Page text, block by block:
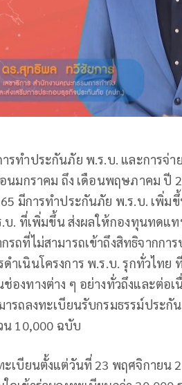
รทำประกันภัย พ.ร.บ. และการจ่
นมกราคม ถึง เดือนพฤษภาคม ปี
มีการทำประกันภัย พ.ร.บ. เพิ่ม
บ. ที่เพิ่มขึ้น ส่งผลให้กองทุนทดแ
รถที่ไม่สามารถเข้าถึงสิทธิจากก
ดำเนินโครงการ พ.ร.บ. รุกทั่วไท
องทางต่าง ๆ อย่างทั่วถึงและต่อ
รถลงทะเบียนรับกรมธรรม์ประ
น 10,000 ฉบับ
ะเบียนตั้งแต่วันที่ 23 พฤศจิกายน